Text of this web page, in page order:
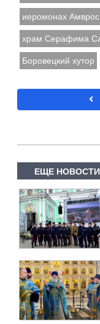
иеромонах
храм Серафима
Боровецкий хутор
ЕЩЕ